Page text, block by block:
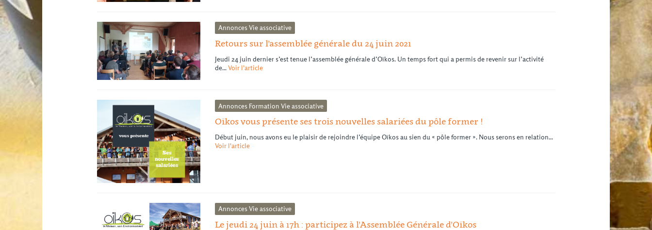
AnnoncesVie associative
Retours sur l’assemblée générale du 24 juin 2021
Jeudi 24 juin dernier s’est tenue l’assemblée générale d’Oïkos. Un temps fort qui a permis de revenir sur l’activité
de...Voir l'article
Annonces Formation Vie associative
Oïkos vous présente ses trois nouvelles salariées du pôle former !
Début juin, nous avons eu le plaisir de rejoindre l’équipe Oïkos au sien du « pôle former ». Nous serons en relation...
Voir l'article
AnnoncesVie associative
Le jeudi 24 juin à 17h : participez à l’Assemblée Générale d’Oïkos